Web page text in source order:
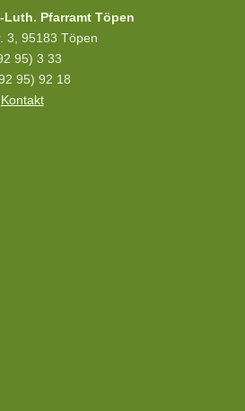
Luth. Pfarramt Töpen
3, 95183 Töpen
95) 3 33
95) 92 18
Kontakt